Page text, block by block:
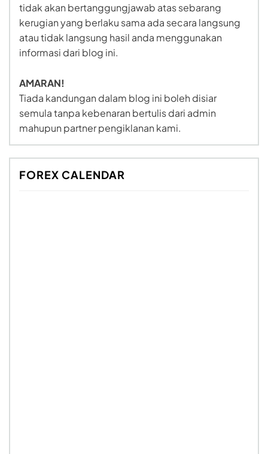
tidak akan bertanggungjawab atas sebarang
kerugian yang berlaku sama ada secara langsung
atau tidak langsung hasil anda menggunakan
informasi dari blog ini.
AMARAN!
Tiada kandungan dalam blog ini boleh disiar
semula tanpa kebenaran bertulis dari admin
mahupun partner pengiklanan kami.
FOREX CALENDAR